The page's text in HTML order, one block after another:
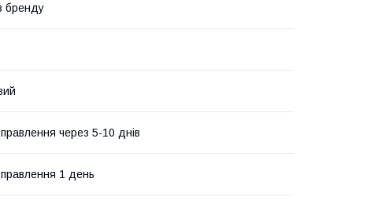
бренду
через 5-10 днів
1 день